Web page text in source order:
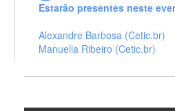
Estarão presentes neste
Alexandre Barbosa (Cetic.br)
Manuella Ribeiro (Cetic.br)